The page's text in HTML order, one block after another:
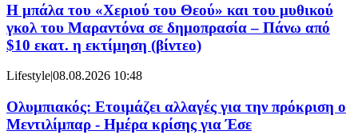
Η μπάλα του «Χεριού του Θεού» και του μυθικού
γκολ του Μαραντόνα σε δημοπρασία – Πάνω από
$10 εκατ. η εκτίμηση (βίντεο)
Lifestyle|08.08.2026 10:48
Ολυμπιακός: Ετοιμάζει αλλαγές για την πρόκριση ο
Μεντιλίμπαρ - Ημέρα κρίσης για Έσε